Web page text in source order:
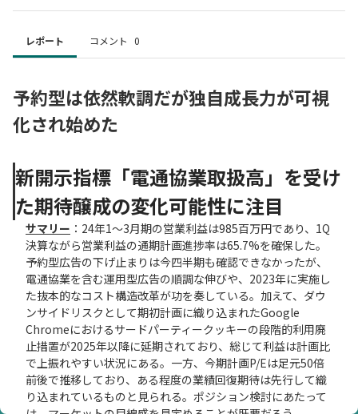
レポート コメント 0
予約型は依然軟調だが独自成長力が可視
化され始めた
新開示指標「電通協業取扱高」を受け
た期待醸成の変化可能性に注目
サマリー ：24年1～3月期の営業利益は985百万円であり、1Q
決算ながら営業利益の通期計画進捗率は65.7%を確保した。
予約型広告の下げ止まりは今四半期も確認できなかったが、
電通協業を含む運用型広告の順調な伸びや、2023年に実施し
た抜本的なコスト構造改革が功を奏している。加えて、ダウ
ンサイドリスクとして期初計画に織り込まれたGoogle
Chromeにおけるサードパーティークッキーの段階的利用廃
止措置が2025年以降に延期されており、総じて利益は計画比
で上振れやすい状況にある。一方、今期計画P/Eは足元50倍
前後で推移しており、ある程度の業績回復期待は先行して織
り込まれているものと見られる。ポジション検討にあたって